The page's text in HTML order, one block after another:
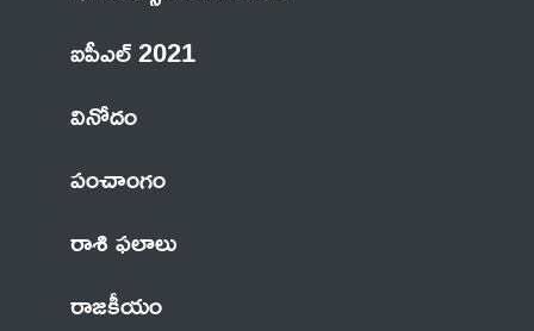
ఐపీఎల్ 2021
వినోదం
పంచాంగం
రాశి ఫలాలు
రాజకీయం